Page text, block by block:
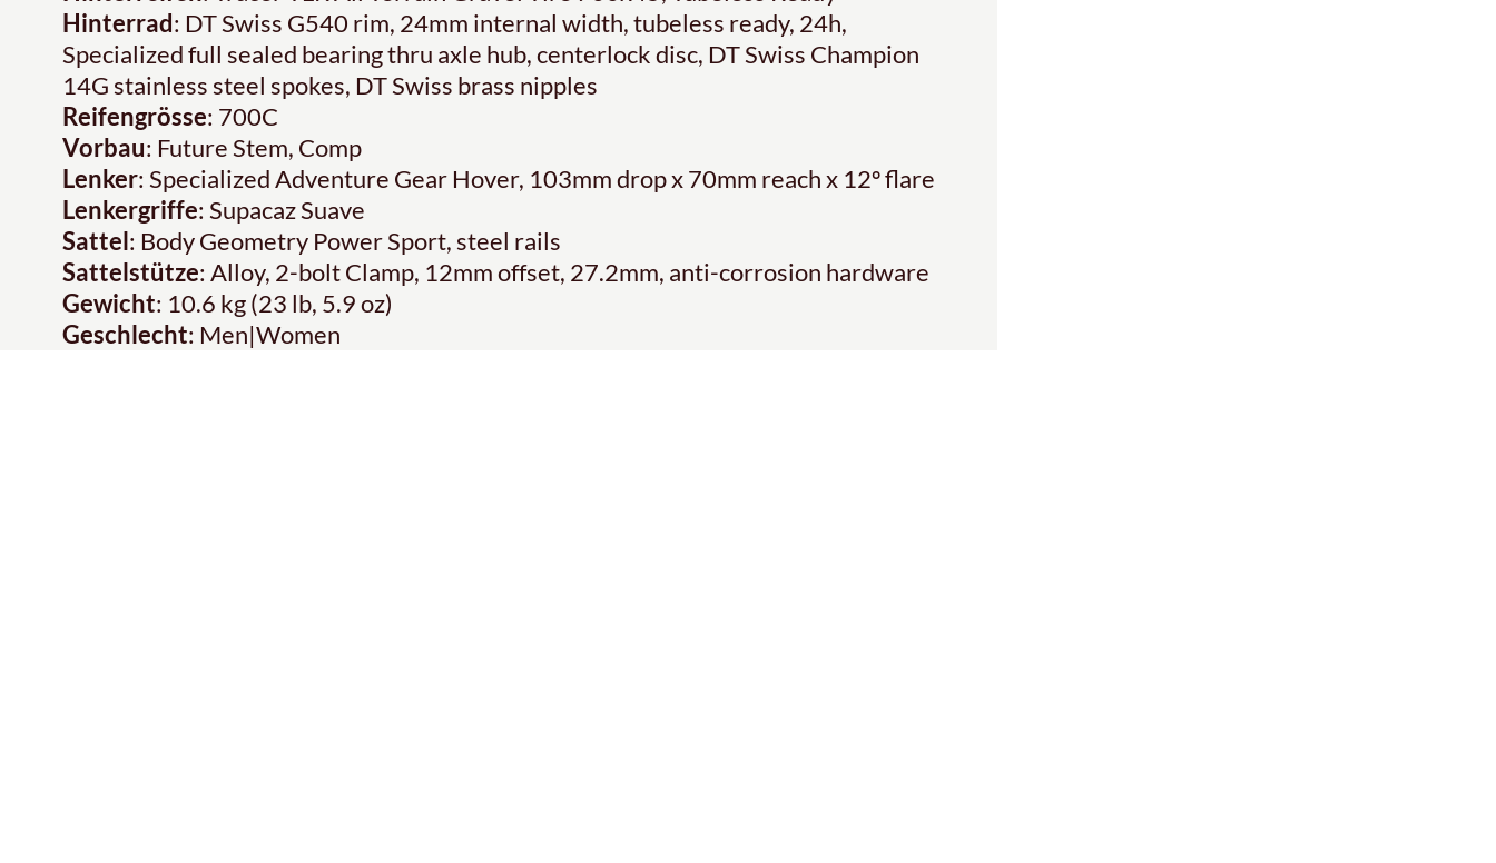
Hinterrad: DT Swiss G540 rim, 24mm internal width, tubeless ready, 24h,
Specialized full sealed bearing thru axle hub, centerlock disc, DT Swiss Champion
14G stainless steel spokes, DT Swiss brass nipples
Reifengrösse: 700C
Vorbau: Future Stem, Comp
Lenker: Specialized Adventure Gear Hover, 103mm drop x 70mm reach x 12º flare
Lenkergriffe: Supacaz Suave
Sattel: Body Geometry Power Sport, steel rails
Sattelstütze: Alloy, 2-bolt Clamp, 12mm offset, 27.2mm, anti-corrosion hardware
Gewicht: 10.6 kg (23 lb, 5.9 oz)
Geschlecht: Men|Women